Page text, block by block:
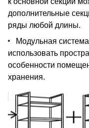
дополнительные
ряды любой длины.
Модульная
использовать
особенности
хранения.